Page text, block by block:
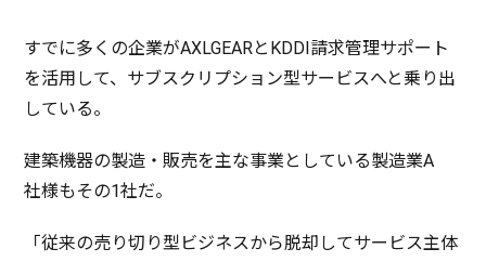
すでに多くの企業がAXLGEARとKDDI 請求管理サポート
を活用 して、 サブスクリプション型サービスへと乗り出
している。
建築機器の製造 ・販売を主な事業としている製造業A
社様もその1社だ。
「従来の売り切り型ビジネスから脱却 してサービス主体